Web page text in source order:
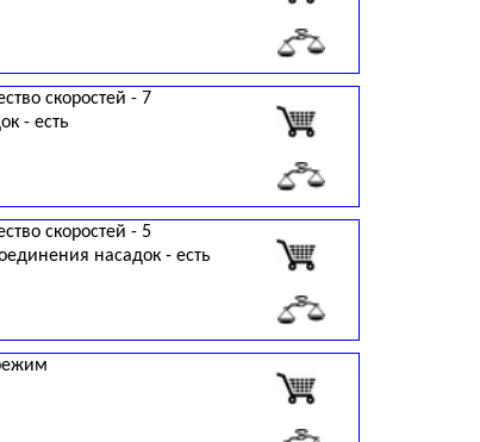
скоростей - 7
- есть
скоростей - 5
насадок - есть